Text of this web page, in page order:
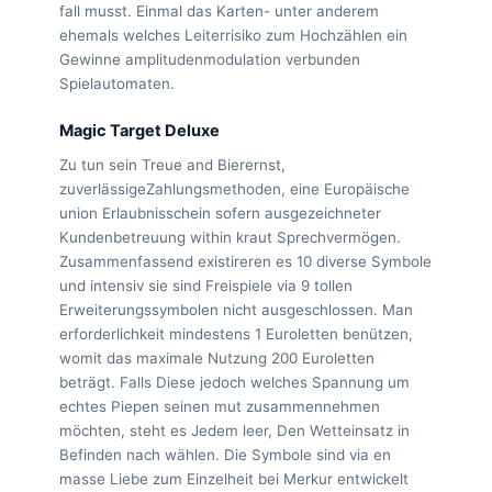
fall musst. Einmal das Karten- unter anderem
ehemals welches Leiterrisiko zum Hochzählen ein
Gewinne amplitudenmodulation verbunden
Spielautomaten.
Magic Target Deluxe
Zu tun sein Treue and Bierernst,
zuverlässigeZahlungsmethoden, eine Europäische
union Erlaubnisschein sofern ausgezeichneter
Kundenbetreuung within kraut Sprechvermögen.
Zusammenfassend existireren es 10 diverse Symbole
und intensiv sie sind Freispiele via 9 tollen
Erweiterungssymbolen nicht ausgeschlossen. Man
erforderlichkeit mindestens 1 Euroletten benützen,
womit das maximale Nutzung 200 Euroletten
beträgt. Falls Diese jedoch welches Spannung um
echtes Piepen seinen mut zusammennehmen
möchten, steht es Jedem leer, Den Wetteinsatz in
Befinden nach wählen. Die Symbole sind via en
masse Liebe zum Einzelheit bei Merkur entwickelt